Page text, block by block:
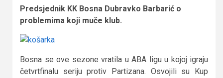
Predsjednik KK Bosna Dubravko Barbarić o
problemima koji muče klub.
Bosna se ove sezone vratila u ABA ligu u kojoj igraju
četvrtfinalu seriju protiv Partizana. Osvojili su Kup